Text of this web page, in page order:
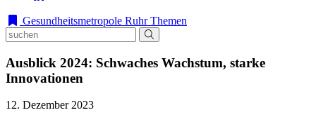
Gesundheitsmetropole Ruhr Themen
Ausblick 2024: Schwaches Wachstum, starke
Innovationen
12. Dezember 2023